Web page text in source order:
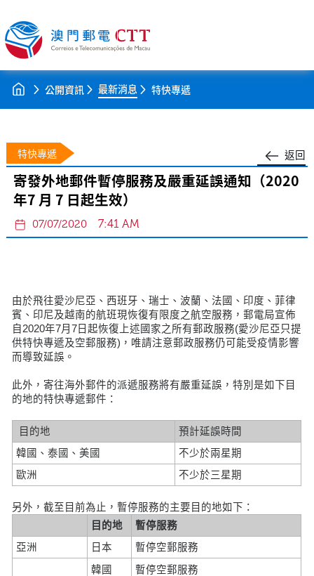
公開資訊 最新消息 特快專遞
返回
特快專遞
寄發外地郵件暫停服務及嚴重延誤通知（2020
年7 月 7 日起生效）
07/07/2020 7:41 AM
由於飛往愛沙尼亞、西班牙、瑞士、波蘭、法國、印度、菲律
賓、印尼及越南的航班現恢復有限度之航空服務，郵電局宣佈
自2020年7月7日起恢復上述國家之所有郵政服務(愛沙尼亞只提
供特快專遞及空郵服務)，唯請注意郵政服務仍可能受疫情影響
而導致延誤。
此外，寄往海外郵件的派遞服務將有嚴重延誤，特別是如下目
的地的特快專遞郵件：
目的地
預計延誤時間
韓國、泰國、美國
不少於兩星期
歐洲
不少於三星期
另外，截至目前為止，暫停服務的主要目的地如下：
目的地
暫停服務
亞洲
日本
暫停空郵服務
韓國
暫停空郵服務